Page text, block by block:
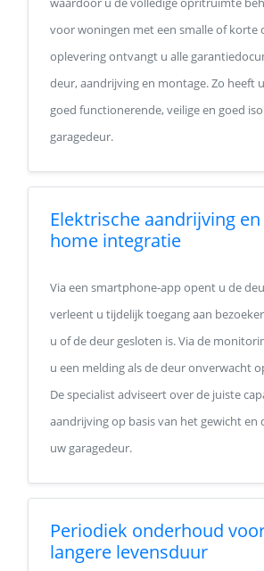
voor woningen met een smalle of korte
oplevering ontvangt u alle
deur, aandrijving en montage. Zo heeft
goed functionerende, veilige en goed
garagedeur.
Elektrische aandrijving
home integratie
Via een smartphone-app opent u de
verleent u tijdelijk toegang aan
u of de deur gesloten is. Via de
u een melding als de deur onverwacht
De specialist adviseert over de juiste
aandrijving op basis van het gewicht en
uw garagedeur.
Periodiek onderhoud
langere levensduur